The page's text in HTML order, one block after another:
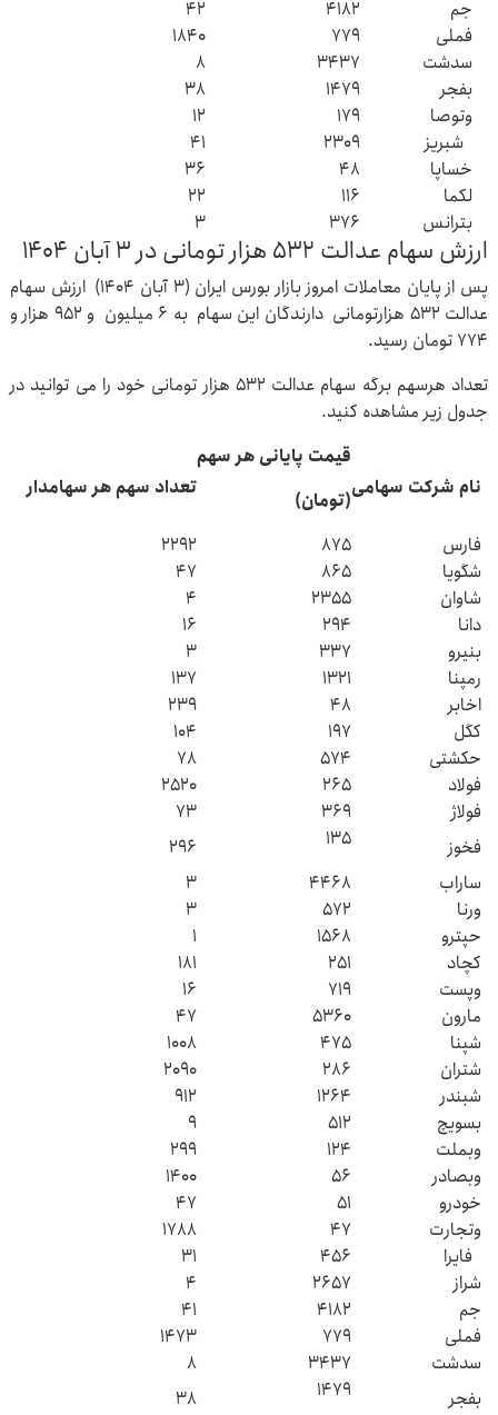
جم ۴۱۸۲
۴۲
فملی
۷۷۹
۱۸۴۰
سدشت
۳۴۳۷
۸
بفجر
۱۴۷۹
۳۸
وتوصا
۱۷۹
۱۲
شبریز
۲۳۰۹
۴۱
خساپا
۴۸
۳۶
لکما
۱۱۶
۲۲
بترانس
۳۷۶ ۳
ارزش سهام عدالت ۵۳۲ هزار تومانی در ۳ آبان ۱۴۰۴
پس از پایان معاملات امروز بازار بورس ایران (۳ آبان ۱۴۰۴) ارزش سهام
عدالت ۵۳۲ هزارتومانی دارندگان این سهام به ۶ میلیون و ۹۵۲ هزار و
۷۷۴ تومان رسید.
تعداد هرسهم برگه سهام عدالت ۵۳۲ هزار تومانی خود را می توانید در
جدول زیر مشاهده کنید.
نام شرکت سهامی
قیمت پایانی هر سهم
(تومان)
تعداد سهم هر سهامدار
فارس ۸۷۵
۲۲۹۲
شگویا
۸۶۵
۴۷
شاوان
۲۳۵۵
۴
دانا
۲۹۴
۱۶
بنیرو
۳۳۷
۳
رمپنا
۱۳۲۱
۱۳۷
اخابر
۴۸
۲۳۹
کگل
۱۹۷
۱۰۴
حکشتی‌
۵۷۴
۷۸
فولاد
۲۶۵
۲۵۲۰
فولاژ
۳۶۹
۷۳
فخوز
۱۳۵
۲۹۶
ساراب
۴۴۶۸
۳
ورنا
۵۷۲
۳
حپترو
۱۵۶۸
۱
کچاد
۲۵۱
۱۸۱
وپست
۷۱۹
۱۶
مارون
۵۳۶۰
۴۷
شپنا
۴۷۵
۱۰۰۸
شتران
۲۸۶
۲۰۹۰
شبندر
۱۲۶۴
۹۱۲
بسویچ
۵۱۲
۹
وبملت
۱۲۴
۲۹۹
وبصادر
۵۶
۱۴۰۰
خودرو
۵۱
۴۷
وتجارت
۴۷
۱۷۸۸
فایرا
۴۵۶
۳۱
شراز
۲۶۵۷
۴
جم
۴۱۸۲
۴۱
فملی
۷۷۹
۱۴۷۳
سدشت
۳۴۳۷
۸
بفجر
۱۴۷۹
۳۸